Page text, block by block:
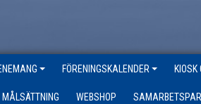
FÖRENINGSKALENDER KIOSK
MÅLSÄTTNING WEBSHOP